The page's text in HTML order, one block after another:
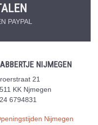
PAYPAL
NIJMEGEN
21
KK Njmegen
6794831
Nijmegen